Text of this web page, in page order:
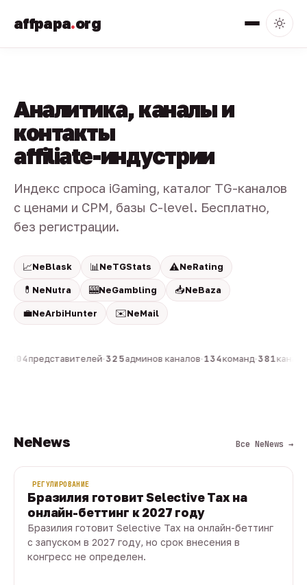
affpapa.org
Аналитика, каналы и
контакты
affiliate-индустрии
Индекс спроса iGaming, каталог TG-каналов
с ценами и CPM, базы C-level. Бесплатно,
без регистрации.
📈NeBlask 📊 NeTGStats ⚠️NeRating
💊 NeNutra 🎰NeGambling 📥NeBaza
💼NeArbiHunter ✉️NeMail
804представителей·325админов каналов·134команд·381
NeNews Все NeNews →
РЕГУЛИРОВАНИЕ
Бразилия готовит Selective Tax на
онлайн-беттинг к 2027 году
Бразилия готовит Selective Tax на онлайн-беттинг
с запуском в 2027 году, но срок внесения в
конгресс не определен.